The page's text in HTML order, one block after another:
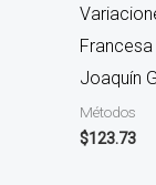
Joaquín
Métodos
$123.73